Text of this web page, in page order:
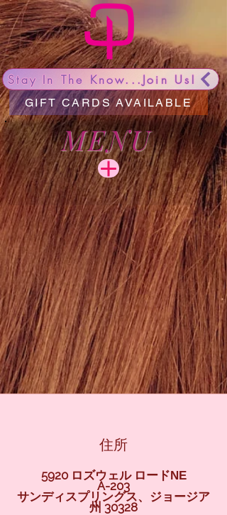
Stay In The Know...Join Us!
MENU
GIFT CARDS AVAILABLE
住所
5920 ロズウェル ロードNE
A-203
サンディスプリングス、ジョージア
州 30328